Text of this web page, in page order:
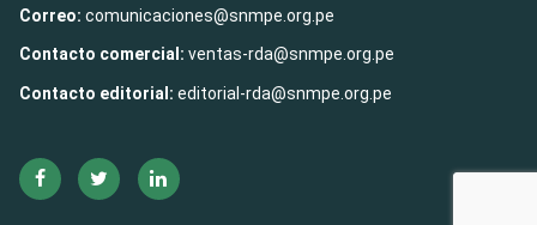
Correo: comunicaciones@snmpe.org.pe
Contacto comercial: ventas-rda@snmpe.org.pe
Contacto editorial: editorial-rda@snmpe.org.pe